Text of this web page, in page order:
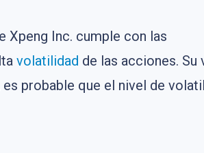
Xpeng Inc. cumple con las
volatilidad de las acciones. Su
probable que el nivel de